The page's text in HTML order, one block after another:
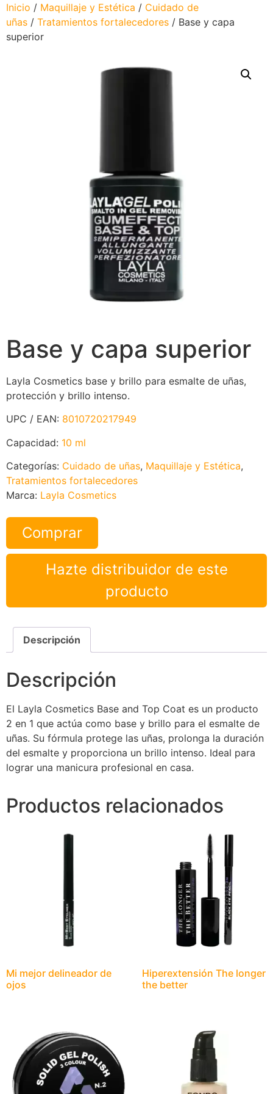
Inicio / Maquillaje y Estética / Cuidado de
uñas / Tratamientos fortalecedores / Base y capa
superior
Base y capa superior
Layla Cosmetics base y brillo para esmalte de uñas,
protección y brillo intenso.
UPC / EAN: 8010720217949
Capacidad: 10 ml
Categorías: Cuidado de uñas, Maquillaje y Estética,
Tratamientos fortalecedores
Marca: Layla Cosmetics
Comprar
Hazte distribuidor de este
producto
Descripción
Descripción
El Layla Cosmetics Base and Top Coat es un producto
2 en 1 que actúa como base y brillo para el esmalte de
uñas. Su fórmula protege las uñas, prolonga la duración
del esmalte y proporciona un brillo intenso. Ideal para
lograr una manicura profesional en casa.
Productos relacionados
Mi mejor delineador de
ojos
Hiperextensión The longer
the better